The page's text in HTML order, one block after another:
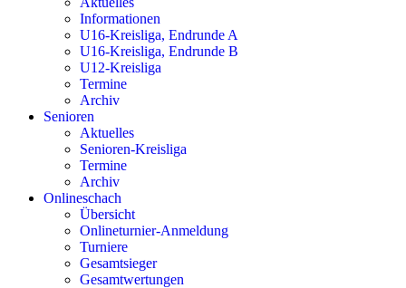
Informationen
U16-Kreisliga, Endrunde A
U16-Kreisliga, Endrunde B
U12-Kreisliga
Termine
Archiv
Senioren
Aktuelles
Senioren-Kreisliga
Termine
Archiv
Onlineschach
Übersicht
Onlineturnier-Anmeldung
Turniere
Gesamtsieger
Gesamtwertungen